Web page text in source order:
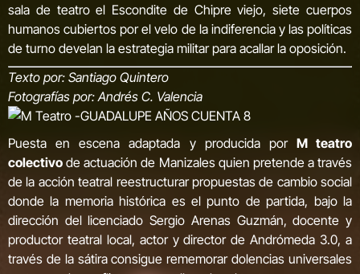
sala de teatro el Escondite de Chipre viejo, siete cuerpos
humanos cubiertos por el velo de la indiferencia y las políticas
de turno develan la estrategia militar para acallar la oposición.
Texto por: Santiago Quintero
Fotografías por:Andrés C. Valencia
Puesta en escena adaptada y producida por M teatro
colectivo de actuación de Manizales quien pretende a través
de la acción teatral reestructurar propuestas de cambio social
donde la memoria histórica es el punto de partida, bajo la
dirección del licenciado Sergio Arenas Guzmán, docente y
productor teatral local, actor y director de Andrómeda 3.0, a
través de la sátira consigue rememorar dolencias universales